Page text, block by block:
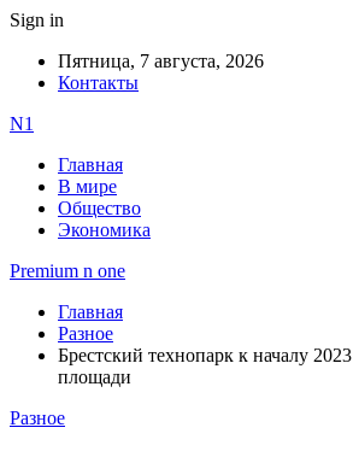
Sign in
Пятница, 7 августа, 2026
Контакты
N1
Главная
В мире
Общество
Экономика
Premium n one
Главная
Разное
Брестский технопарк к началу
площади
Разное